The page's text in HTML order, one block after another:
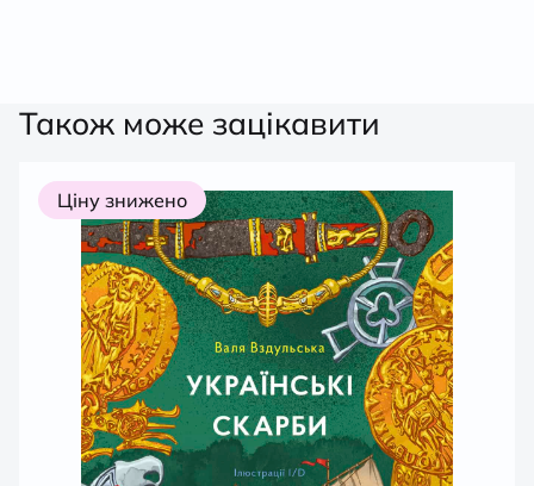
Також може зацікавити
Ціну знижено